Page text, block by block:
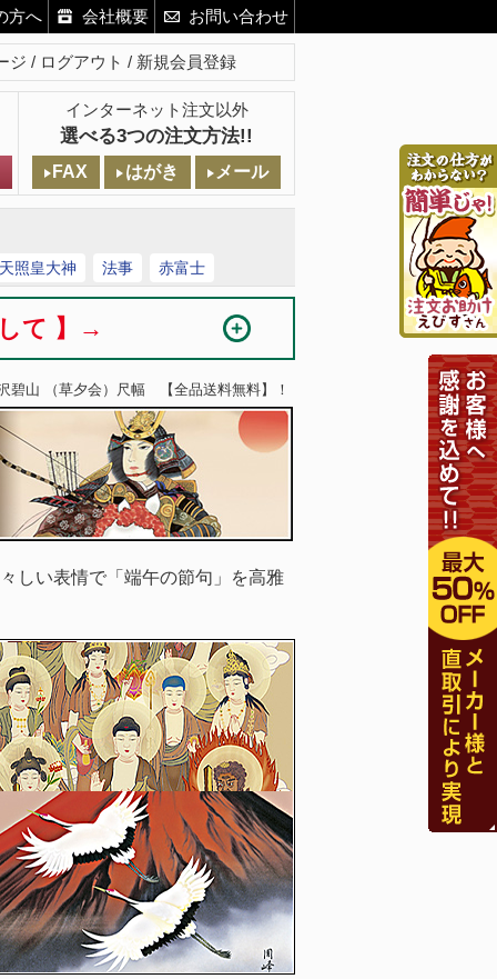
方へ 会社概要 お問い合わせ
ジ ログアウト 新規会員登録
インターネット注文以外
選べる3つの注文方法!!
FAX はがき メール
照皇大神 法事 赤富士
して 】→
山 （草夕会）尺幅 【全品送料無料】！
しい表情で「端午の節句」を高雅